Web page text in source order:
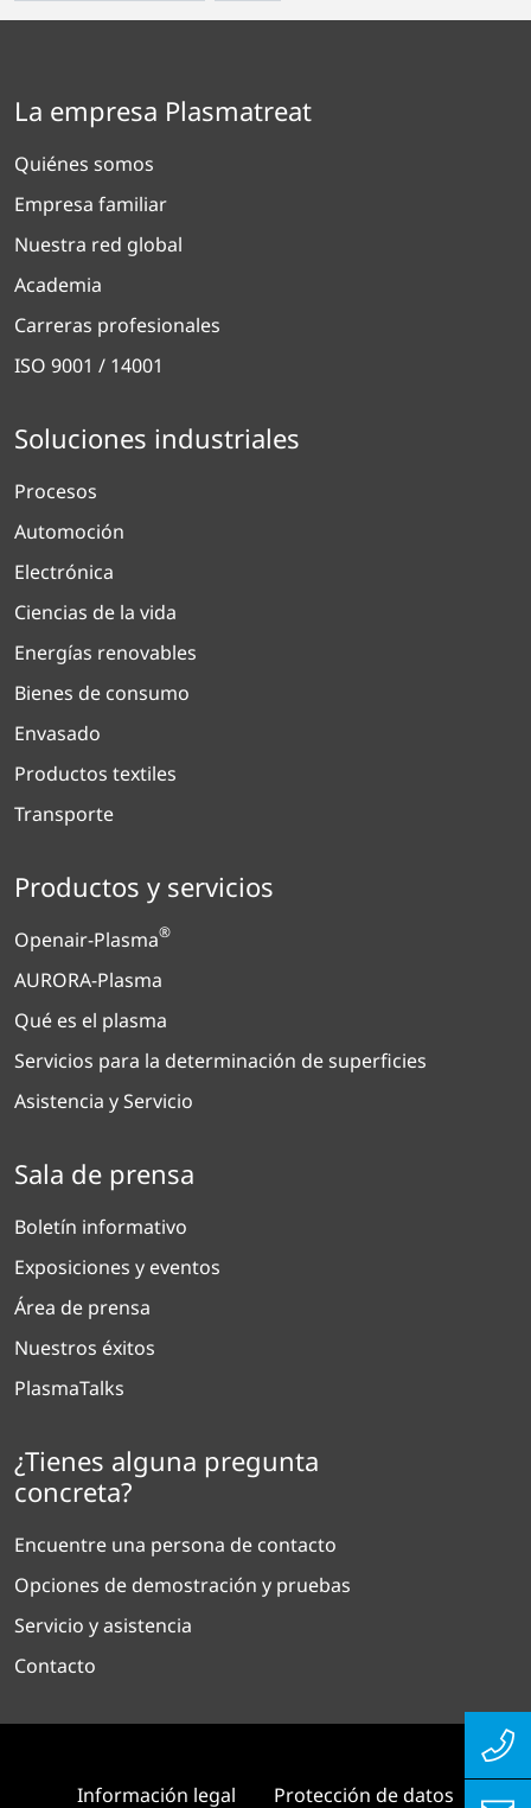
La empresa Plasmatreat
Quiénes somos
Empresa familiar
Nuestra red global
Academia
Carreras profesionales
ISO 9001 / 14001
Soluciones industriales
Procesos
Automoción
Electrónica
Ciencias de la vida
Energías renovables
Bienes de consumo
Envasado
Productos textiles
Transporte
Productos y servicios
Openair-Plasma®
AURORA-Plasma
Qué es el plasma
Servicios para la determinación de superficies
Asistencia y Servicio
Sala de prensa
Boletín informativo
Exposiciones y eventos
Área de prensa
Nuestros éxitos
PlasmaTalks
¿Tienes alguna pregunta
concreta?
Encuentre una persona de contacto
Opciones de demostración y pruebas
Servicio y asistencia
Contacto
Información legal Protección de datos